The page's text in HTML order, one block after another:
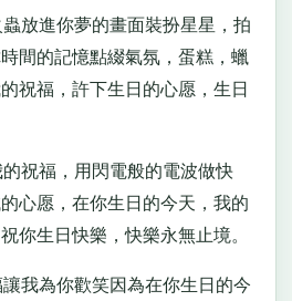
進你夢的畫面裝扮星星，拍
間的記憶點綴氣氛，蛋糕，蠟
祝福，許下生日的心愿，生日
福，用閃電般的電波做快
心愿，在你生日的今天，我的
你生日快樂，快樂永無止境。
為你歡笑因為在你生日的今